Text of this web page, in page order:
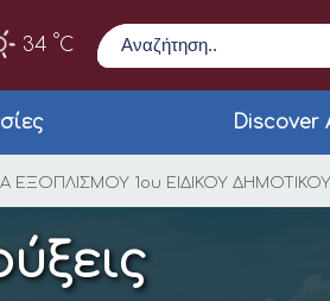
34 °C
Αναζήτηση
Discover
1ου ΕΙΔΙΚΟΥ ΔΗΜΟΤΙΚΟΥ